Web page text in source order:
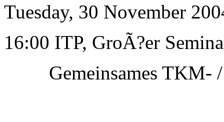
Tuesday, 30 November
16:00 ITP, GroÃ?er
Gemeinsames TKM- /